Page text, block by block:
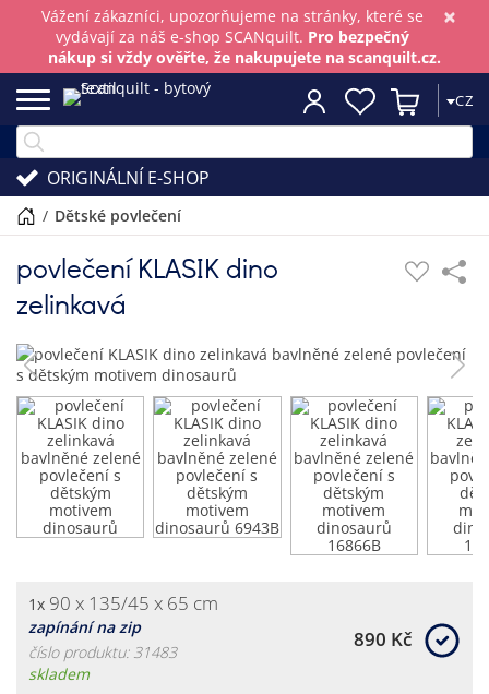
×
Vážení zákazníci, upozorňujeme na stránky, které se
vydávají za náš e-shop SCANquilt. Pro bezpečný
nákup si vždy ověřte, že nakupujete na scanquilt.cz.
CZ
ORIGINÁLNÍ E-SHOP
/ dětské povlečení
povlečení KLASIK dino
zelinkavá
1x 90 x 135/45 x 65 cm
zapínání na zip
číslo produktu: 31483
skladem
890 Kč